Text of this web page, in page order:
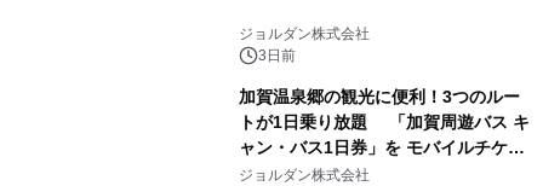
ジョルダン株式会社
3日前
加賀温泉郷の観光に便利！3つのルー
トが1日乗り放題 「加賀周遊バス キ
ャン・バス1日券」を モバイルチケッ
トで販売開始
ジョルダン株式会社